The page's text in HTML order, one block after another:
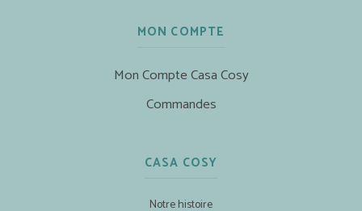
MON COMPTE
Mon Compte Casa Cosy
Commandes
CASA COSY
Notre histoire